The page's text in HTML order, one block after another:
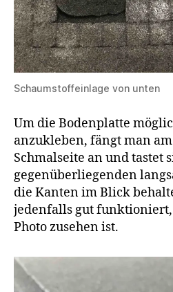
Schaumstoffeinlage von unten
Um die Bodenplatte
anzukleben, fängt man
Schmalseite an und tastet
gegenüberliegenden
die Kanten im Blick
jedenfalls gut
Photo zusehen ist.